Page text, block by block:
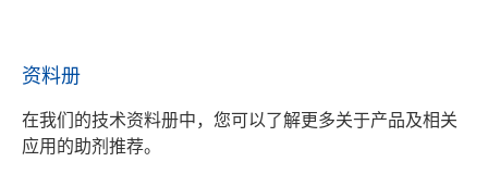
资料册
在我们的技术资料册中，您可以了解更多关于产品及相关
应用的助剂推荐。